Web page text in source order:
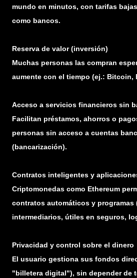
mundo en minutos, con tarifas
como bancos.
Reserva de valor (inversión)
Muchas personas las compran
aumente con el tiempo (ej.: Bitcoin,
Acceso a servicios financieros sin
Facilitan préstamos, ahorros o
personas sin acceso a cuentas
(bancarización).
Contratos inteligentes y
Criptomonedas como Ethereum
contratos automáticos y programas
intermediarios, útiles en seguros,
Privacidad y control sobre el dinero
El usuario gestiona sus fondos
"billetera digital"), sin depender de